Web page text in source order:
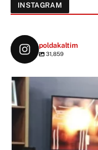
INSTAGRAM
poldakaltim
31,859